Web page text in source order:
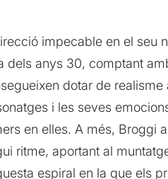
impecable en el seu
anys 30, comptant
dotar de realisme
i les seves
en elles. A més, Broggi
ritme, aportant al
espiral en la que els